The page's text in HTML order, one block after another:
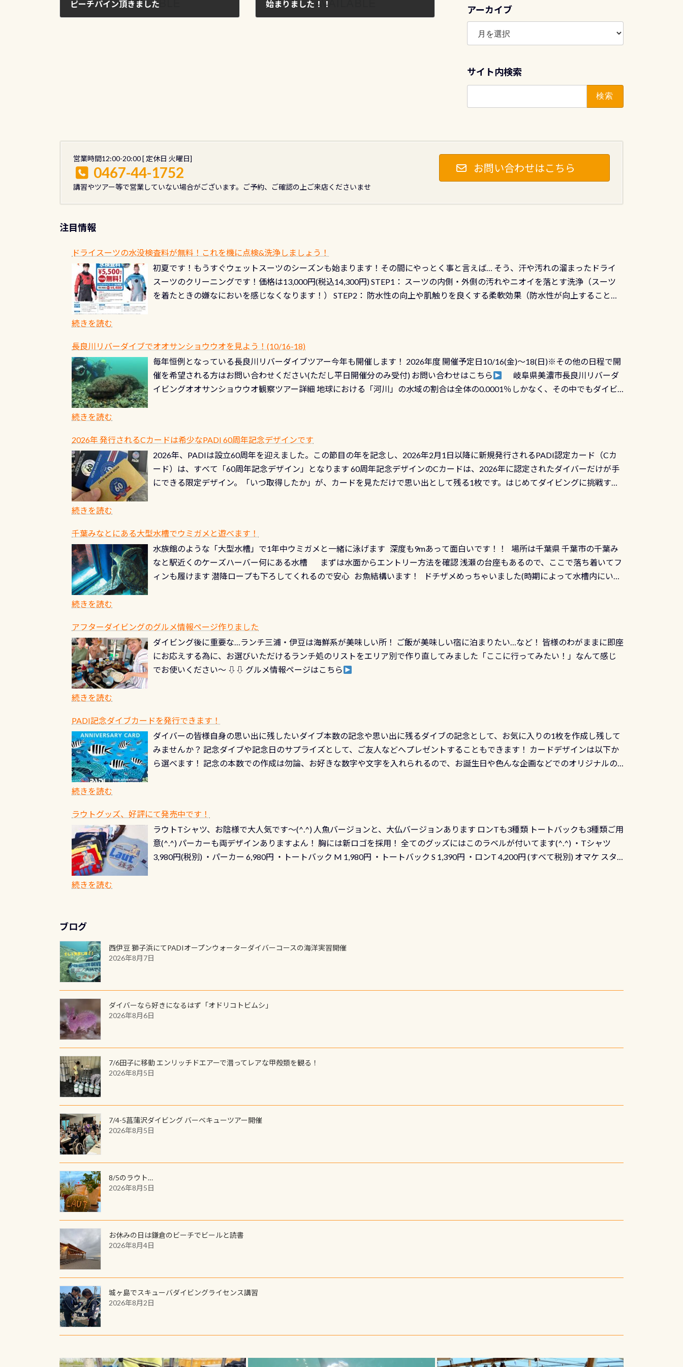
ピーチパイン頂きました 始まりました！！
アーカイブ
ア
カ
ブ
サイト内検索
営業時間12:00-20:00 [ 定休日 火曜日]
0467-44-1752
講習やツアー等で営業していない場合がございます。ご予約、ご確認の上ご来店くださいませ
お問い合わせはこちら
注目情報
ドライスーツの水没検査料が無料！これを機に点検&洗浄しましょう！
初夏です！もうすぐウェットスーツのシーズンも始まります！その間にやっとく事と言えば… そう、汗や汚れの溜まったドライ
スーツのクリーニングです！価格は13,000円(税込14,300円) STEP1： スーツの内側・外側の汚れやニオイを落とす洗浄（スーツ
を着たときの嫌なにおいを感じなくなります！） STEP2： 防水性の向上や肌触りを良くする柔軟効果（防水性が向上することで
ル(穴)がないか確認冬になり、使い始めてから水漏れする…ってのは避けましょう！実際水につけて水検査して調べます ●給気バ
ルブのオーバーホール排気バルブは、ドライスーツクリーニングの際に行うのですが、空気を送り込む「給気バルブ」のオーバ
ーホールも非常に大切です BCDで言うと給気ボタンの点検と一緒な訳ですから、ボタンが潮噛みしてドライスーツに空気が入り
過ぎて急浮上…なんて事がないようにしっかり点検しましょう！まだした事がない方はこれを機会に是非やってください！！ ●
点検をする度に1行目の「水漏れ検査代」が5,500円掛かります そこで下記のキャンペーンを利用してみてはどうでしょうか？
8/31までの間に、ドライスーツの点検・オーバーホールを出して頂いた方は、上記の水検査料5,500円がなんと無料になります！
ドライスーツクリーニングだけでも出そうと思ってる方は、セットでこの水検査も出しましょう！そし続きを読む
続きを読む
長良川リバーダイブでオオサンショウウオを見よう！(10/16-18)
毎年恒例となっている長良川リバーダイブツアー今年も開催します！ 2026年度 開催予定日10/16(金)～18(日)※その他の日程で開
催を希望される方はお問い合わせください(ただし平日開催分のみ受付) お問い合わせはこちら
岐阜県美濃市長良川リバーダ
イビングオオサンショウウオ観察ツアー詳細 地球における「河川」の水域の割合は全体の0.0001％しかなく、その中でもダイビ
ませ 6月から10月の間で開催しております 長良川ってどんな川？ 長良川は日本三大清流(四万十川、柿田川)の１つに数えられ
る清流（水質汚染の少ない、または無い川のこと）で岐阜県の郡上市に始まり、美濃を経て伊勢湾に流れます1985年には環境省
の「名水100選」にまた2001年には「日本の水浴場88選」に全国で唯一河川で選ばれた清流です川にしては珍しく、水深が深い
ところでは12mほどあり十分ダイビングを楽しむことが出来ます 川原からのエントリーエキジットは正に大自然の中でのダイビ
ダウンカレントが発生している箇所などもあり、なかなか海では見られない光景です 透明度の良い川を数百メートルドリフトす
る(流される)のは快感です！ 特別天然記念物「オオサンショウウオ」が見れる 長良川ダイビング最大の見どころがこの特別天然
記念物の「オオサンショウウオ」です 大きなものでは体長1mを超える世界最大の両生類です個体数が少なくかなり貴重な生物で
すが、ここ長良川ではかなりの確立で見ることが出来ます特別天然記念物と言えば他には「 続きを読む
続きを読む
2026年 発行されるCカードは希少なPADI 60周年記念デザインです
2026年、PADIは設立60周年を迎えました。この節目の年を記念し、2026年2月1日以降に新規発行されるPADI認定カード（Cカ
ード）は、すべて「60周年記念デザイン」となります 60周年記念デザインのCカードは、2026年に認定されたダイバーだけが手
にできる限定デザイン。「いつ取得したか」が、カードを見ただけで思い出として残る1枚です。はじめてダイビングに挑戦する
終営業日までの発行分 【注意事項】※ PADI Freediver、Mermaid、EFR、TECなど特別プログラムの専用カードが発行されるもの
やオリジナルカード対象のディスティンクティブ・スペシャルティ、AWAREデザインカードを申し込みの方は対象外となりま
す。 ※ 2026年12月の認定でも、2027年1月以降に発行されるカードは通常デザインとなります ダイビングは、始めた「年」も
思い出になる ダイビングを始めるきっかけは人それぞれ。でも、「いつ始めたか」は、あとから振り返ると大切な思い出になり
も、ワクワクが続く60周年限定企画です。コースを修了されたら、ぜひ参加してみてくださいね 毎月60名様、年間720名様に
PADIグッズが当たるチャンス 受講したPADIダイブセンター／リゾートが用意したオリジナル景品が当たることも！ PADIデジタ
ルくじに参加する
続きを読む
千葉みなとにある大型水槽でウミガメと遊べます！
水族館のような「大型水槽」で1年中ウミガメと一緒に泳げます 深度も9mあって面白いです！！ 場所は千葉県 千葉市の千葉み
なと駅近くのケーズハーバー何にある水槽 まずは水面からエントリー方法を確認 浅瀬の台座もあるので、ここで落ち着いてフ
ィンも履けます 潜降ロープも下ろしてくれるので安心 お魚結構います！ ドチザメめっちゃいました(時期によって水槽内にいる
楽しみ頂けます 反対側の窓からも見ることが出来るので、付き添いの方とも記念撮影も出来ますよ スキンダイビングでも参加
できます！ かなり楽しめます是非ご参加ください！ 写真撮影の練習や、4時間たっぷり利用出来るので、普通に中性浮力の練習
にもなりますヨ 料金等、詳しくは 詳細はこちら
続きを読む
アフターダイビングのグルメ情報ページ作りました
ダイビング後に重要な…ランチ三浦・伊豆は海鮮系が美味しい所！ ご飯が美味しい宿に泊まりたい…など！ 皆様のわがままに即座
にお応えする為に、お選びいただけるランチ処のリストをエリア別で作り直してみました「ここに行ってみたい！」なんて感じ
でお使いください～ ⇩⇩ グルメ情報ページはこちら
続きを読む
PADI記念ダイブカードを発行できます！
ダイバーの皆様自身の思い出に残したいダイブ本数の記念や思い出に残るダイブの記念として、お気に入りの1枚を作成し残して
みませんか？ 記念ダイブや記念日のサプライズとして、ご友人などへプレゼントすることもできます！ カードデザインは以下か
ら選べます！ 記念の本数での作成は勿論、お好きな数字や文字を入れられるので、お誕生日や色んな企画などでのオリジナルの
続きを読む
ラウトグッズ、好評にて発売中です！
ラウトTシャツ、お陰様で大人気です～(^.^) 人魚バージョンと、大仏バージョンあります ロンTも3種類 トートバックも3種類ご用
意(^.^) パーカーも両デザインありますよん！ 胸には新ロゴを採用！ 全てのグッズにはこのラベルが付いてます(^.^) ・Tシャツ
3,980円(税別) ・パーカー 6,980円 ・トートバック M 1,980円 ・トートバック S 1,390円 ・ロンT 4,200円 (すべて税別) オマケ スタ
続きを読む
ブログ
西伊豆 獅子浜にてPADIオープンウォーターダイバーコースの海洋実習開催
2026年8月7日
ダイバーなら好きになるはず「オドリコトビムシ」
2026年8月6日
7/6田子に移動 エンリッチドエアーで潜ってレアな甲殻類を観る！
2026年8月5日
7/4-5菖蒲沢ダイビング バーベキューツアー開催
2026年8月5日
8/5のラウト…
2026年8月5日
お休みの日は鎌倉のビーチでビールと読書
2026年8月4日
城ヶ島でスキューバダイビングライセンス講習
2026年8月2日